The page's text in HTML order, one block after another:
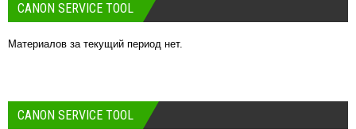
CANON SERVICE TOOL
Материалов за текущий период нет.
CANON SERVICE TOOL